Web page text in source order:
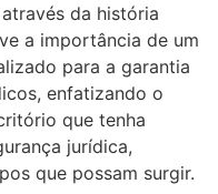
da história
a importância de um
para a garantia
enfatizando o
que tenha
jurídica,
que possam surgir.